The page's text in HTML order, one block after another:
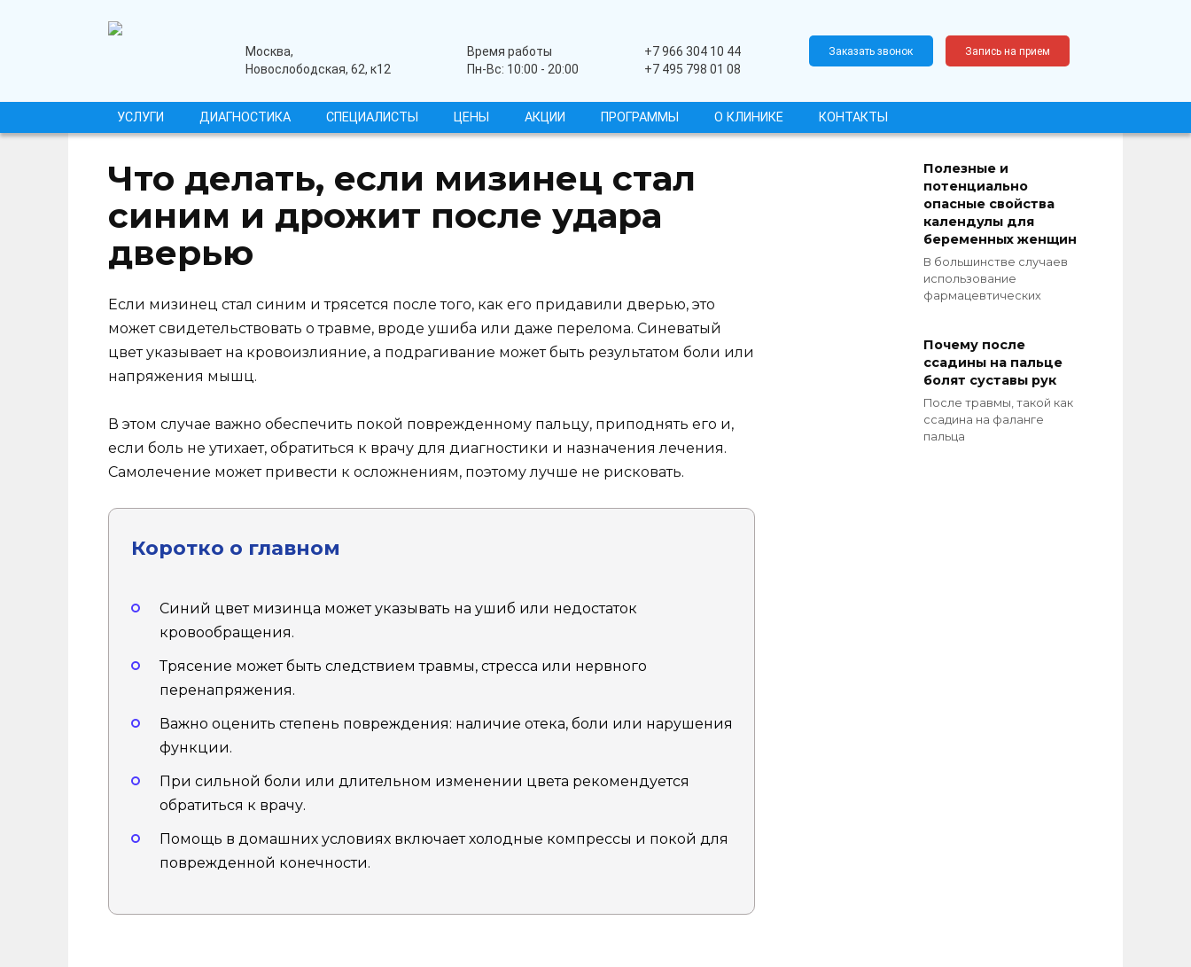
медицинский центрМосква,
Новослободская, 62, к12
Время работы
Пн-Вс: 10:00 - 20:00
+7 966 304 10 44
+7 495 798 01 08
Заказать звонок Запись на прием
УСЛУГИ ДИАГНОСТИКА СПЕЦИАЛИСТЫ ЦЕНЫ АКЦИИ ПРОГРАММЫ О КЛИНИКЕ КОНТАКТЫ
Что делать, если мизинец стал
синим и дрожит после удара
дверью
Если мизинец стал синим и трясется после того, как его придавили дверью, это
может свидетельствовать о травме, вроде ушиба или даже перелома. Синеватый
цвет указывает на кровоизлияние, а подрагивание может быть результатом боли или
напряжения мышц.
В этом случае важно обеспечить покой поврежденному пальцу, приподнять его и,
если боль не утихает, обратиться к врачу для диагностики и назначения лечения.
Самолечение может привести к осложнениям, поэтому лучше не рисковать.
Коротко о главном
Синий цвет мизинца может указывать на ушиб или недостаток
кровообращения.
Трясение может быть следствием травмы, стресса или нервного
перенапряжения.
Важно оценить степень повреждения: наличие отека, боли или нарушения
функции.
При сильной боли или длительном изменении цвета рекомендуется
обратиться к врачу.
Помощь в домашних условиях включает холодные компрессы и покой для
поврежденной конечности.
Полезные и
потенциально
опасные свойства
календулы для
беременных женщин
В большинстве случаев
использование
фармацевтических
Почему после
ссадины на пальце
болят суставы рук
После травмы, такой как
ссадина на фаланге
пальца